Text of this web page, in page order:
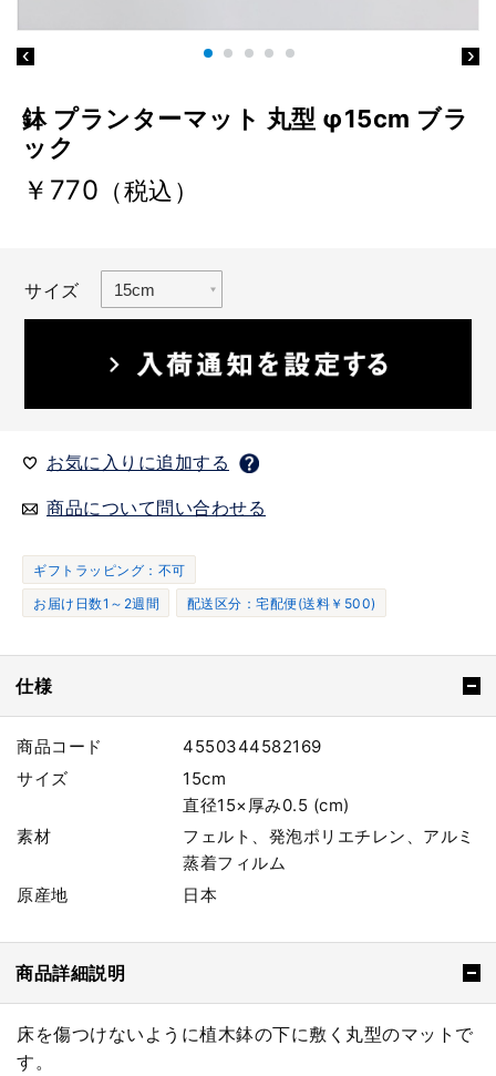
鉢 プランターマット 丸型 φ15cm ブラ
ック
￥770 （税込）
サイズ
お気に入りに追加する
商品について問い合わせる
ギフトラッピング：不可
お届け日数1～2週間
配送区分：宅配便(送料￥500)
仕様
商品コード
4550344582169
サイズ
15cm
直径15×厚み0.5 (cm)
素材
フェルト、発泡ポリエチレン、アルミ
蒸着フィルム
原産地
日本
商品詳細説明
床を傷つけないように植木鉢の下に敷く丸型のマットで
す。